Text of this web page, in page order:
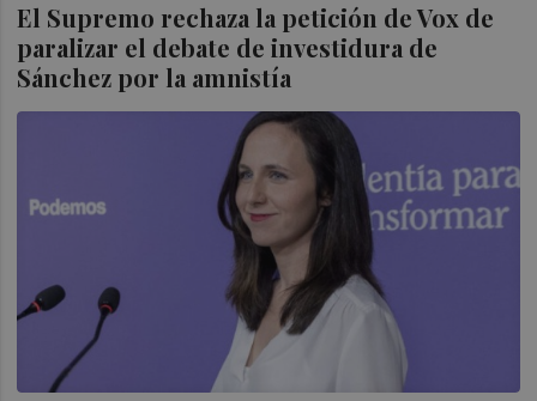
El Supremo rechaza la petición de Vox de
paralizar el debate de investidura de
Sánchez por la amnistía